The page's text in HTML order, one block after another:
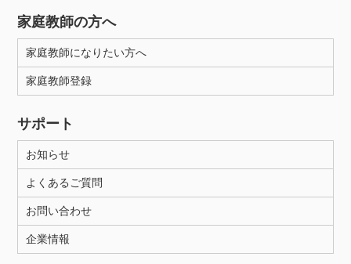
家庭教師の方へ
家庭教師になりたい方へ
家庭教師登録
サポート
お知らせ
よくあるご質問
お問い合わせ
企業情報